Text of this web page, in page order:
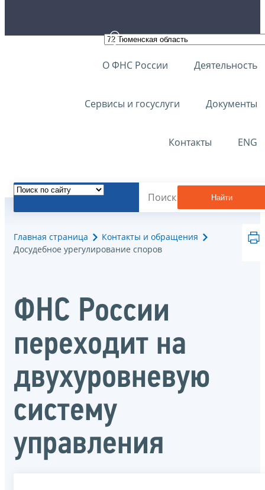
О ФНС России Деятельность
Сервисы и госуслуги Документы
Контакты ENG
Найти
Главная страница
Контакты и обращения
Досудебное урегулирование споров
ФНС России
переходит на
двухуровневую
систему
управления